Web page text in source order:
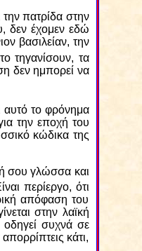
πατρίδα στην
δεν έχομεν εδώ
βασιλείαν, την
τηγανίσουν, τα
δεν ημπορεί να
αυτό το φρόνημα
την εποχή του
κώδικα της
σου γλώσσα και
περίεργο, ότι
απόφαση του
στην λαϊκή
οδηγεί συχνά σε
κάτι,